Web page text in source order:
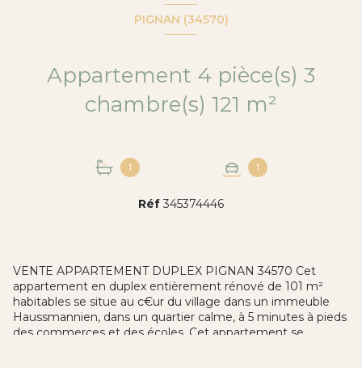
PIGNAN (34570)
Appartement 4 pièce(s) 3
chambre(s) 121 m²
1 1
Réf345374446
VENTE APPARTEMENT DUPLEX PIGNAN 34570 Cet
appartement en duplex entièrement rénové de 101 m²
habitables se situe au c€ur du village dans un immeuble
Haussmannien, dans un quartier calme, à 5 minutes à pieds
des commerces et des écoles. Cet appartement se